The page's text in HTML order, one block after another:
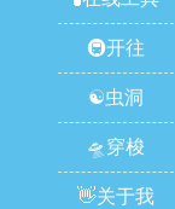
🚇开往
☯️虫洞
🛸穿梭
👋关于我